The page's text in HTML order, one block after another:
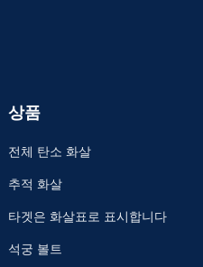
상품
전체 탄소 화살
추적 화살
타겟은 화살표로 표시합니다
석궁 볼트